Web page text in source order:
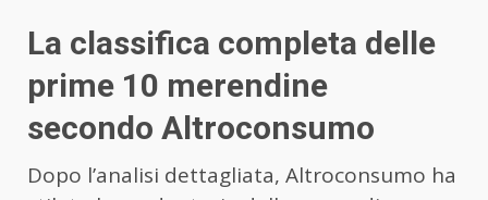
La classifica completa delle
prime 10 merendine
secondo Altroconsumo
Dopo l’analisi dettagliata, Altroconsumo ha